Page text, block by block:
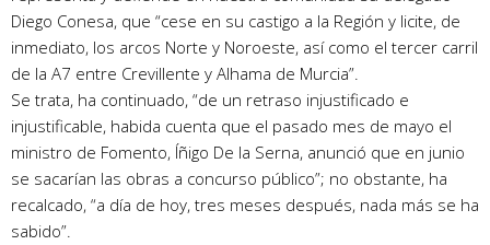
Diego Conesa, que “cese en su castigo a la Región y licite, de
inmediato, los arcos Norte y Noroeste, así como el tercer carril
de la A7 entre Crevillente y Alhama de Murcia”.
Se trata, ha continuado, “de un retraso injustificado e
injustificable, habida cuenta que el pasado mes de mayo el
ministro de Fomento, Íñigo De la Serna, anunció que en junio
se sacarían las obras a concurso público”; no obstante, ha
recalcado, “a día de hoy, tres meses después, nada más se ha
sabido”.